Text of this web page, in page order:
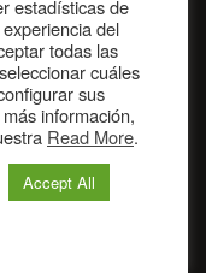
Erasmiana
cuantos
navegando por
erasmiano.
estadísticas de
del
todas las
cuáles
sus
información,
Read More.
Accept All